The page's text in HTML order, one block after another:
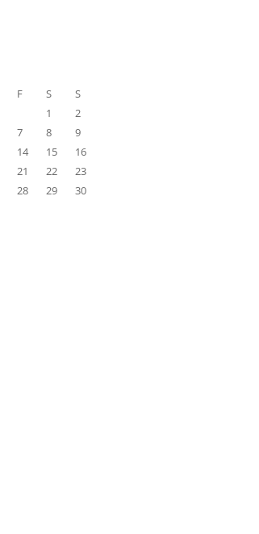
F S
S
1
2
7 8
9
14 15
16
21 22
23
28 29
30